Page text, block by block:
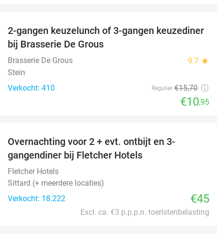
30%
2-gangen keuzelunch of 3-gangen keuzediner
bij Brasserie De Grous
Brasserie De Grous 9.7 star
Stein
Verkocht: 410
Regulier €15,70
€10,95
Overnachting voor 2 + evt. ontbijt en 3-
gangendiner bij Fletcher Hotels
Fletcher Hotels
Sittard (+ meerdere locaties)
Verkocht: 18.222
€45
Excl. ca. €3 p.p.p.n. toeristenbelasting